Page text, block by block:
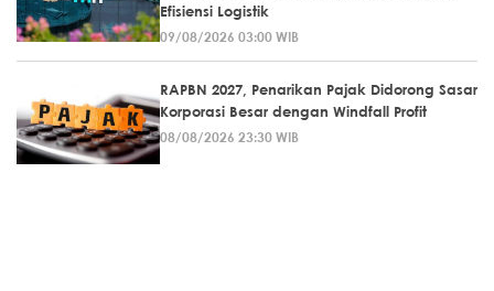
Efisiensi Logistik
09/08/2026 03:00 WIB
RAPBN 2027, Penarikan Pajak Didorong Sasar
Korporasi Besar dengan Windfall Profit
08/08/2026 23:30 WIB